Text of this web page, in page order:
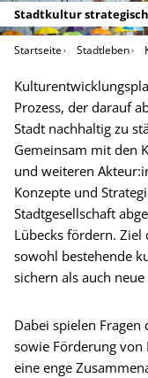
Stadtkultur
Startseite Stadtleben
Prozess, der darauf
Stadt nachhaltig zu
Gemeinsam mit den
und weiteren
Konzepte und
Stadtgesellschaft
Lübecks fördern.
sowohl bestehende
sichern als auch
Dabei spielen
sowie Förderung von
eine enge